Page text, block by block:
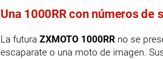
Una 1000RR con números de
La futura ZXMOTO 1000RR no se
escaparate o una moto de imagen.